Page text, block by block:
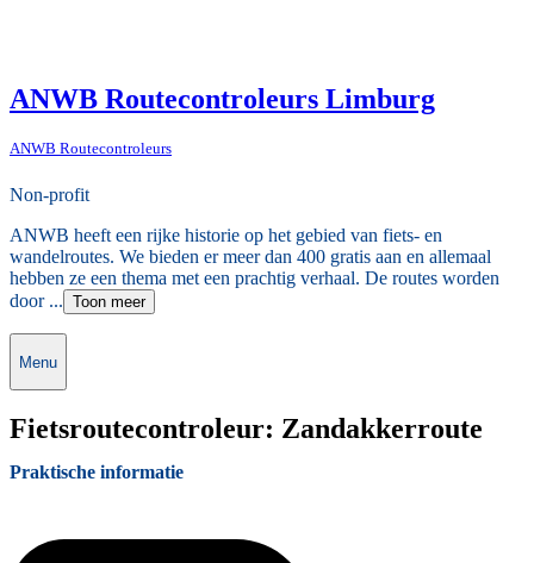
ANWB Routecontroleurs Limburg
ANWB Routecontroleurs
Non-profit
ANWB heeft een rijke historie op het gebied van fiets- en
wandelroutes. We bieden er meer dan 400 gratis aan en allemaal
hebben ze een thema met een prachtig verhaal. De routes worden
door ... Toon meer
Menu
Fietsroutecontroleur: Zandakkerroute
Praktische informatie